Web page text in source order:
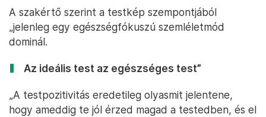
A szakértő szerint a testkép szempontjából
„jelenleg egy egészségfókuszú szemléletmód
dominál.
Az ideális test az egészséges test”
„A testpozitivitás eredetileg olyasmit jelentene,
hogy ameddig te jól érzed magad a testedben, és el